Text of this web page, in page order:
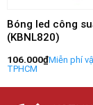
Bóng led công
(KBNL820)
106.000₫